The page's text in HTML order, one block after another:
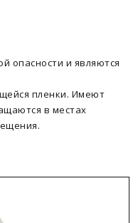
опасности и являются
пленки. Имеют
в местах